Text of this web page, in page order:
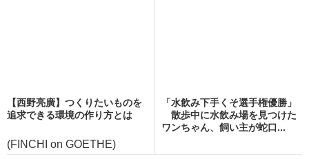
【西野亮廣】つくりたいものを
追求できる環境の作り方とは
(FINCHI on GOETHE)
「水飲み下手くそ選手権優勝」
散歩中に水飲み場を見つけた
ワンちゃん、飼い主が蛇口...